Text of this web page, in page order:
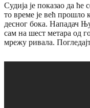
Судија је показао да
то време је већ прошло
десног бока. Нападач
сам на шест метара од
мрежу ривала.